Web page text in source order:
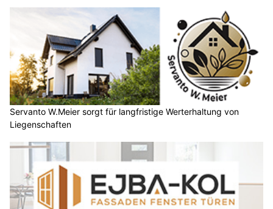
Servanto W.Meier sorgt für langfristige Werterhaltung von
Liegenschaften